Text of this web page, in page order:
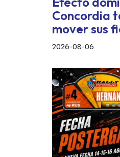
Concordia
mover sus
2026-08-06